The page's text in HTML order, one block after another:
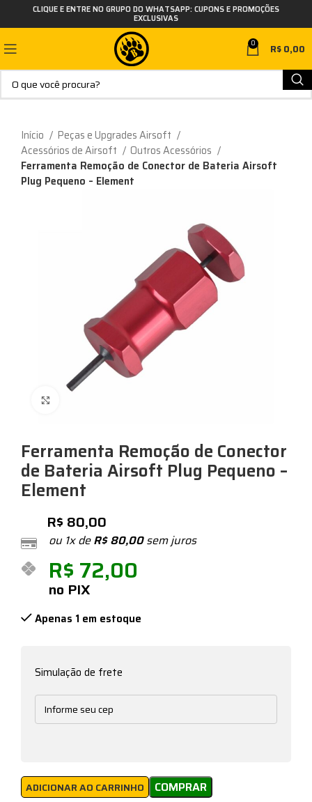
CLIQUE E ENTRE NO GRUPO DO WHATSAPP: CUPONS E PROMOÇÕES
EXCLUSIVAS
0 R$0,00
Início
Peças e Upgrades Airsoft
Acessórios de Airsoft
Outros Acessórios
Ferramenta Remoção de Conector de Bateria Airsoft
Plug Pequeno – Element
Ferramenta Remoção de Conector
de Bateria Airsoft Plug Pequeno –
Element
R$ 80,00
ou 1x deR$80,00sem juros
R$ 72,00
no PIX
Apenas 1 em estoque
Simulação de frete
ADICIONAR AO CARRINHO COMPRAR